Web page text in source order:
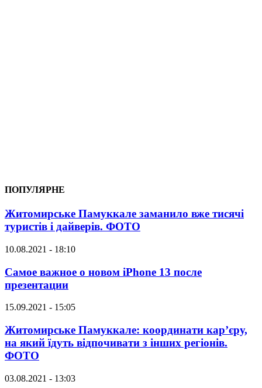
ПОПУЛЯРНЕ
Житомирське Памуккале заманило вже тисячі
туристів і дайверів. ФОТО
10.08.2021 - 18:10
Самое важное о новом iPhone 13 после
презентации
15.09.2021 - 15:05
Житомирське Памуккале: координати кар’єру,
на який їдуть відпочивати з інших регіонів.
ФОТО
03.08.2021 - 13:03